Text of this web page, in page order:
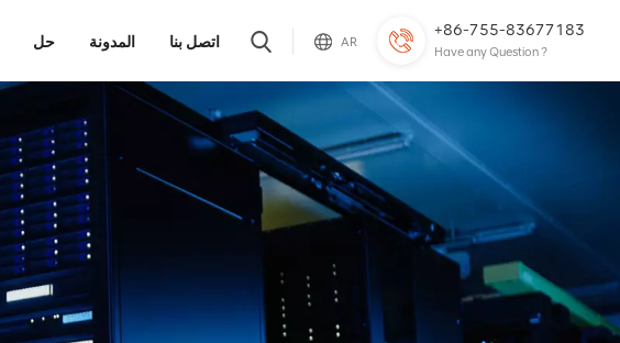
+86-755-83677183
Have any Question ?
AR حل المدونة اتصل بنا